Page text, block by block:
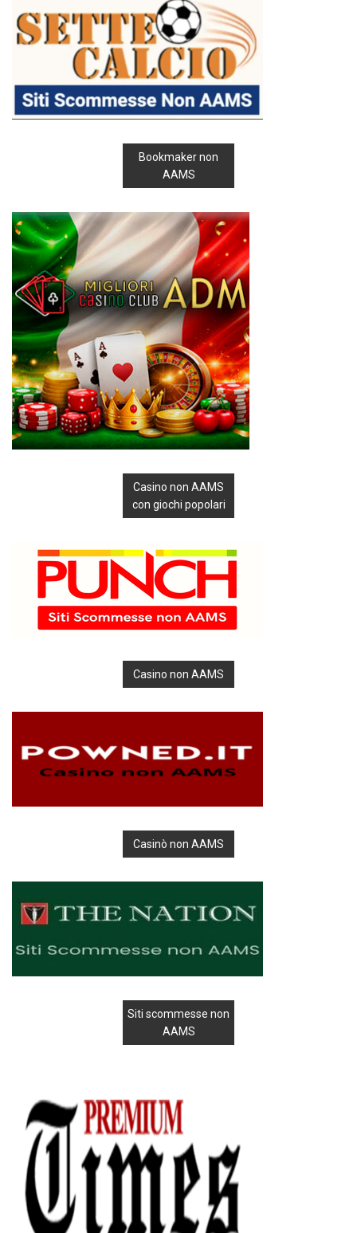
Bookmaker non
AAMS
Casino non AAMS
con giochi popolari
Casino non AAMS
Casinò non AAMS
Siti scommesse non
AAMS